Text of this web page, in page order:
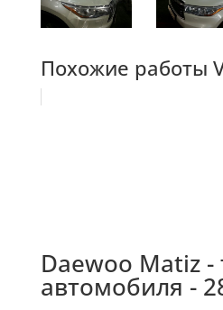
Похожие работы
Daewoo Matiz -
автомобиля -